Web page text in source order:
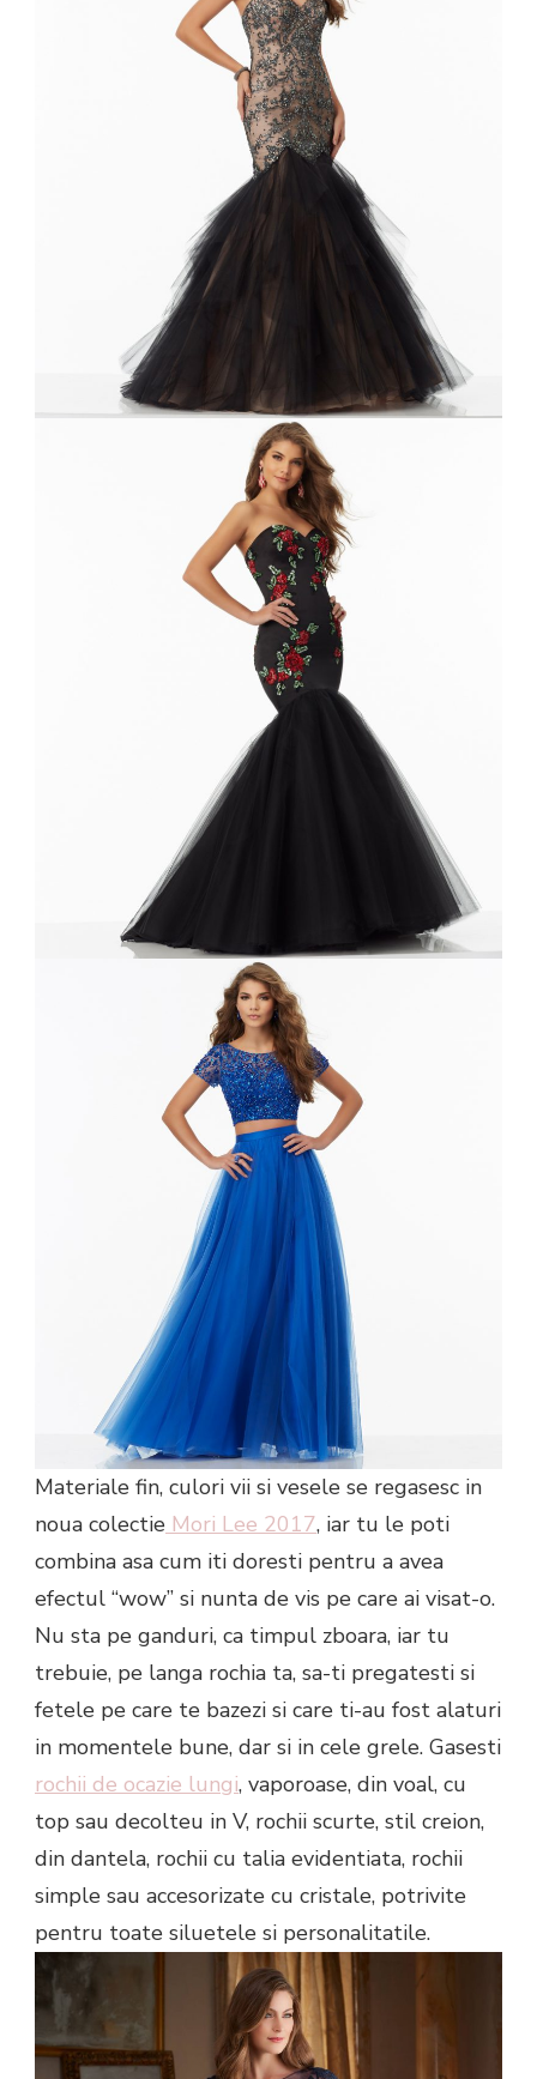
Materiale fin, culori vii si vesele se regasesc in
noua colectie Mori Lee 2017, iar tu le poti
combina asa cum iti doresti pentru a avea
efectul “wow” si nunta de vis pe care ai visat-o.
Nu sta pe ganduri, ca timpul zboara, iar tu
trebuie, pe langa rochia ta, sa-ti pregatesti si
fetele pe care te bazezi si care ti-au fost alaturi
in momentele bune, dar si in cele grele. Gasesti
rochii de ocazie lungi, vaporoase, din voal, cu
top sau decolteu in V, rochii scurte, stil creion,
din dantela, rochii cu talia evidentiata, rochii
simple sau accesorizate cu cristale, potrivite
pentru toate siluetele si personalitatile.